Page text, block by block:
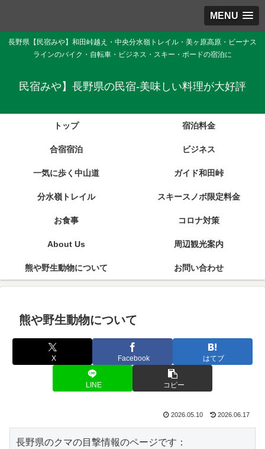
MENU
長野県【民宿みや】和田峠越え・中央分水嶺トレイル・美ヶ原高原・ビーナス
ラインのバイク・自転車・ビジネス・スキー・ボードの宿泊に
民宿みや】長野県の民宿-美味しい料理が大好評
トップ 宿泊料金
合宿宿泊 ビジネス
一気に歩く中山道 ガイド和田峠
分水嶺トレイル スキースノボ限定料金
お食事 コロナ対策
About Us 周辺観光案内
熊や野生動物について お問い合わせ
熊や野生動物について
X Facebook はてブ
LINE コピー
2026.05.10 2026.06.17
長野県のクマの目撃情報のページです：